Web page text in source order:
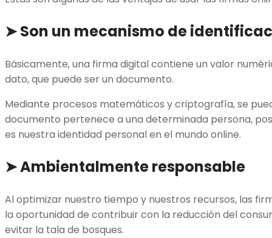
➤Son un mecanismo de
Básicamente, una firma digital contiene un valor
dato, que puede ser un documento.
Mediante procesos matemáticos y criptografía, se
documento pertenece a una determinada persona,
es nuestra identidad personal en el mundo online.
➤Ambientalmente responsable
Al optimizar nuestro tiempo y nuestros recursos, las
la oportunidad de contribuir con la reducción del
evitar la tala de bosques.